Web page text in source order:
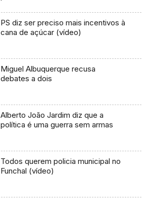
PS diz ser preciso mais incentivos à
cana de açúcar (vídeo)
Miguel Albuquerque recusa
debates a dois
Alberto João Jardim diz que a
política é uma guerra sem armas
Todos querem policia municipal no
Funchal (vídeo)